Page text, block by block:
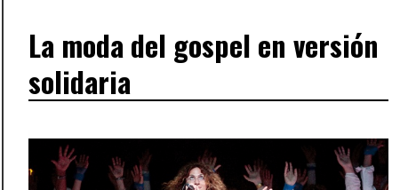
La moda del gospel en versión
solidaria